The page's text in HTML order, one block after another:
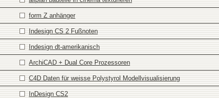
form Z anhänger
Indesign CS 2 Fußnoten
Indesign dt-amerikanisch
ArchiCAD + Dual Core Prozessoren
C4D Daten für weisse Polystyrol Modellvisualisierung
InDesign CS2